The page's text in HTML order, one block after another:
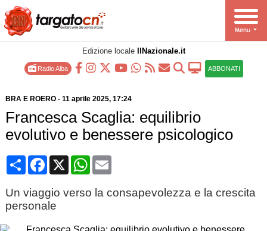
Edizione locale IlNazionale.it
Radio Alba ABBONATI
BRA E ROERO- 11 aprile 2025, 17:24
Francesca Scaglia: equilibrio
evolutivo e benessere psicologico
CondividiFacebook
X WhatsApp
Email
Un viaggio verso la consapevolezza e la crescita
personale